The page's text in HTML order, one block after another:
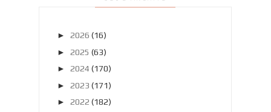
► 2026 (16)
► 2025 (63)
► 2024 (170)
► 2023 (171)
► 2022 (182)